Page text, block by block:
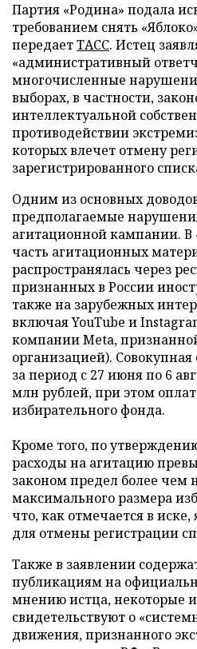
Партия «Родина» подала
требованием снять
передаетТАСС. Истец
«административный
многочисленные
выборах, в частности,
интеллектуальной
противодействии
которых влечет отмену
зарегистрированного
Одним из основных
предполагаемые
агитационной кампании. В
часть агитационных
распространялась через
признанных в России
также на зарубежных
включая YouTube и
компании Meta,
организацией). Совокупная
за период с 27 июня по 6
млн рублей, при этом
избирательного фонда.
Кроме того, по
расходы на агитацию
законом предел более чем
максимального размера
что, как отмечается в
для отмены регистрации
Также в заявлении
публикациям на
мнению истца, некоторые
свидетельствуют о
движения, признанного